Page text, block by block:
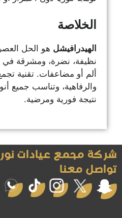
الخلاصة
الهيدرافيشل هو الحل
نظيفة، نضرة، ومشرقة
ألم أو مضاعفات. تقنية
والرفاهية، وتناسب جميع
نتيجة فورية ومرضية.
شركة مجمع عيادات نور
تواصل معنا